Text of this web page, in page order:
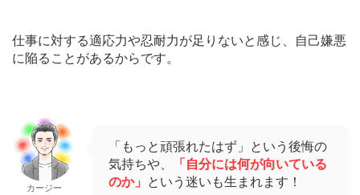
仕事に対する適応力や忍耐力が足りないと感じ、自己嫌悪
に陥ることがあるからです。
カージー
「もっと頑張れたはず」という後悔の
気持ちや、
「自分には何が向いている
のか」 という迷いも生まれます！